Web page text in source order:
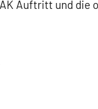
Auftritt und die